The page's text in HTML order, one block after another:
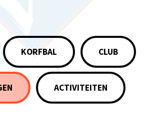
KORFBAL CLUB
ACTIVITEITEN